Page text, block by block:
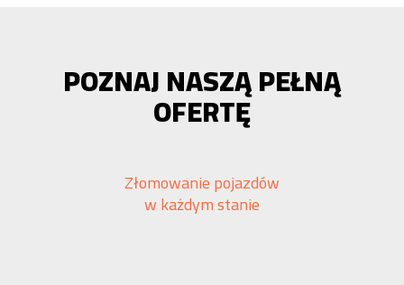
POZNAJ NASZĄ PEŁNĄ
OFERTĘ
Złomowanie pojazdów
w każdym stanie